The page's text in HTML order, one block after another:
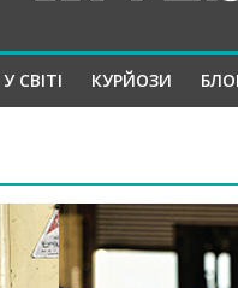
У СВІТІ КУРЙОЗИ